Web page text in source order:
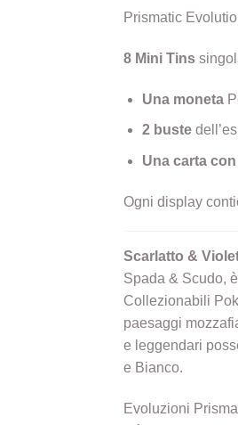
Prismatic
8 Mini Tins
Una moneta
2 buste
Una carta
Ogni display
Scarlatto &
Spada & Scudo,
Collezionabili
paesaggi
e leggendari
e Bianco.
Evoluzioni